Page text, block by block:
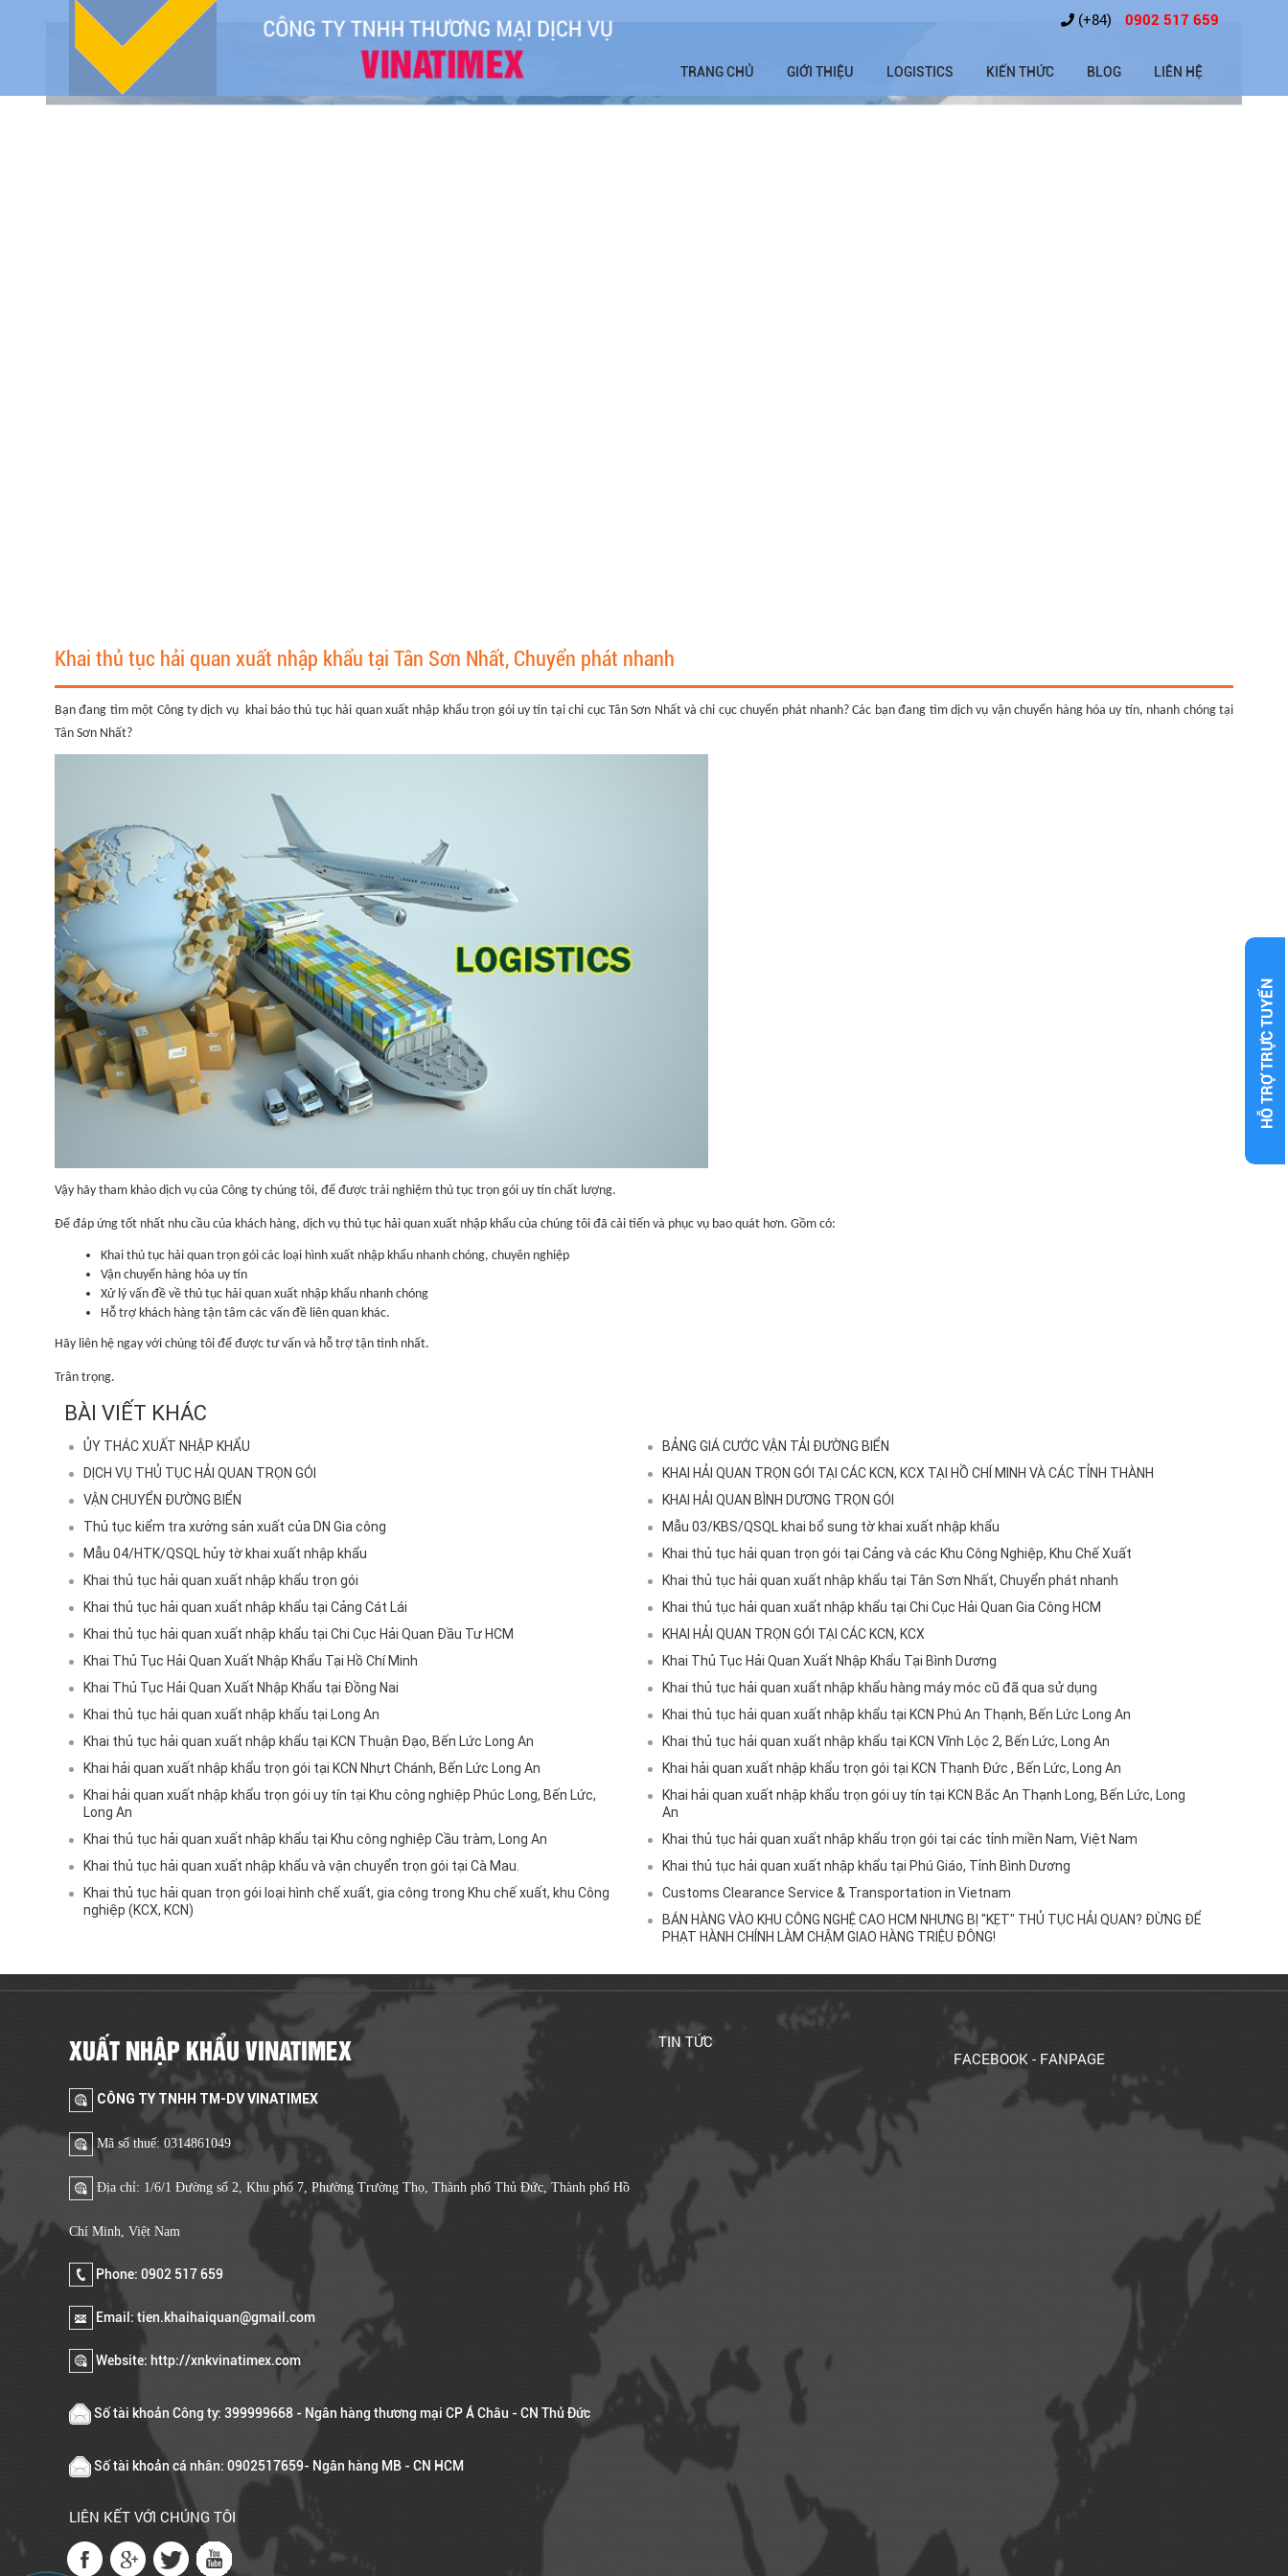
(+84) 0902 517 659
TRANG CHỦ GIỚI THIỆU LOGISTICS KIẾN THỨC BLOG LIÊN HỆ
Khai thủ tục hải quan xuất nhập khẩu tại Tân Sơn Nhất, Chuyển phát nhanh
Bạn đang tìm một Công ty dịch vụ khai báo thủ tục hải quan xuất nhập khẩu trọn gói uy tín tại chi cục Tân Sơn Nhất và chi cục chuyển phát nhanh? Các bạn đang tìm dịch vụ vận chuyển hàng hóa uy tín, nhanh chóng tại
Tân Sơn Nhất?
Vậy hãy tham khảo dịch vụ của Công ty chúng tôi, để được trải nghiệm thủ tục trọn gói uy tín chất lượng.
Để đáp ứng tốt nhất nhu cầu của khách hàng, dịch vụ thủ tục hải quan xuất nhập khẩu của chúng tôi đã cải tiến và phục vụ bao quát hơn. Gồm có:
Khai thủ tục hải quan trọn gói các loại hình xuất nhập khẩu nhanh chóng, chuyên nghiệp
Vận chuyển hàng hóa uy tín
Xử lý vấn đề về thủ tục hải quan xuất nhập khẩu nhanh chóng
Hỗ trợ khách hàng tận tâm các vấn đề liên quan khác.
Hãy liên hệ ngay với chúng tôi để được tư vấn và hỗ trợ tận tình nhất.
Trân trọng.
BÀI VIẾT KHÁC
ỦY THÁC XUẤT NHẬP KHẨU
BẢNG GIÁ CƯỚC VẬN TẢI ĐƯỜNG BIỂN
DỊCH VỤ THỦ TỤC HẢI QUAN TRỌN GÓI
KHAI HẢI QUAN TRỌN GÓI TẠI CÁC KCN, KCX TẠI HỒ CHÍ MINH VÀ CÁC TỈNH THÀNH
VẬN CHUYỂN ĐƯỜNG BIỂN
KHAI HẢI QUAN BÌNH DƯƠNG TRỌN GÓI
Thủ tục kiểm tra xưởng sản xuất của DN Gia công
Mẫu 03/KBS/QSQL khai bổ sung tờ khai xuất nhập khẩu
Mẫu 04/HTK/QSQL hủy tờ khai xuất nhập khẩu
Khai thủ tục hải quan trọn gói tại Cảng và các Khu Công Nghiệp, Khu Chế Xuất
Khai thủ tục hải quan xuất nhập khẩu trọn gói
Khai thủ tục hải quan xuất nhập khẩu tại Tân Sơn Nhất, Chuyển phát nhanh
Khai thủ tục hải quan xuất nhập khẩu tại Cảng Cát Lái
Khai thủ tục hải quan xuất nhập khẩu tại Chi Cục Hải Quan Gia Công HCM
Khai thủ tục hải quan xuất nhập khẩu tại Chi Cục Hải Quan Đầu Tư HCM
KHAI HẢI QUAN TRỌN GÓI TẠI CÁC KCN, KCX
Khai Thủ Tục Hải Quan Xuất Nhập Khẩu Tại Hồ Chí Minh
Khai Thủ Tục Hải Quan Xuất Nhập Khẩu Tại Bình Dương
Khai Thủ Tục Hải Quan Xuất Nhập Khẩu tại Đồng Nai
Khai thủ tục hải quan xuất nhập khẩu hàng máy móc cũ đã qua sử dụng
Khai thủ tục hải quan xuất nhập khẩu tại Long An
Khai thủ tục hải quan xuất nhập khẩu tại KCN Phú An Thạnh, Bến Lức Long An
Khai thủ tục hải quan xuất nhập khẩu tại KCN Thuận Đạo, Bến Lức Long An
Khai thủ tục hải quan xuất nhập khẩu tại KCN Vĩnh Lộc 2, Bến Lức, Long An
Khai hải quan xuất nhập khẩu trọn gói tại KCN Nhựt Chánh, Bến Lức Long An
Khai hải quan xuất nhập khẩu trọn gói tại KCN Thạnh Đức , Bến Lức, Long An
Khai hải quan xuất nhập khẩu trọn gói uy tín tại Khu công nghiệp Phúc Long, Bến Lức,
Long An
Khai hải quan xuất nhập khẩu trọn gói uy tín tại KCN Bắc An Thạnh Long, Bến Lức, Long
An
Khai thủ tục hải quan xuất nhập khẩu tại Khu công nghiệp Cầu tràm, Long An
Khai thủ tục hải quan xuất nhập khẩu trọn gói tại các tỉnh miền Nam, Việt Nam
Khai thủ tục hải quan xuất nhập khẩu và vận chuyển trọn gói tại Cà Mau.
Khai thủ tục hải quan xuất nhập khẩu tại Phú Giáo, Tỉnh Bình Dương
Khai thủ tục hải quan trọn gói loại hình chế xuất, gia công trong Khu chế xuất, khu Công
nghiệp (KCX, KCN)
Customs Clearance Service & Transportation in Vietnam
BÁN HÀNG VÀO KHU CÔNG NGHỆ CAO HCM NHƯNG BỊ "KẸT" THỦ TỤC HẢI QUAN? ĐỪNG ĐỂ
PHẠT HÀNH CHÍNH LÀM CHẬM GIAO HÀNG TRIỆU ĐÔNG!
XUẤT NHẬP KHẨU VINATIMEX
CÔNG TY TNHH TM-DV VINATIMEX
Mã số thuế: 0314861049
Địa chỉ: 1/6/1 Đường số 2, Khu phố 7, Phường Trường Thọ, Thành phố Thủ Đức, Thành phố Hồ
Chí Minh, Việt Nam
Phone: 0902 517 659
Email: tien.khaihaiquan@gmail.com
Website: http://xnkvinatimex.com
Số tài khoản Công ty: 399999668 - Ngân hàng thương mại CP Á Châu - CN Thủ Đức
Số tài khoản cá nhân: 0902517659- Ngân hàng MB - CN HCM
LIÊN KẾT VỚI CHÚNG TÔI
TIN TỨC
FACEBOOK - FANPAGE